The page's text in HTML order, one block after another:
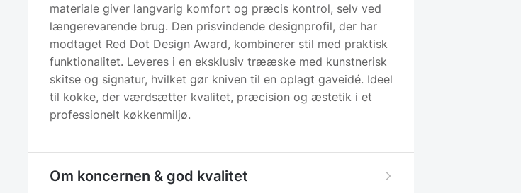
materiale giver langvarig komfort og præcis kontrol, selv ved
længerevarende brug. Den prisvindende designprofil, der har
modtaget Red Dot Design Award, kombinerer stil med praktisk
funktionalitet. Leveres i en eksklusiv trææske med kunstnerisk
skitse og signatur, hvilket gør kniven til en oplagt gaveidé. Ideel
til kokke, der værdsætter kvalitet, præcision og æstetik i et
professionelt køkkenmiljø.
Om koncernen & god kvalitet